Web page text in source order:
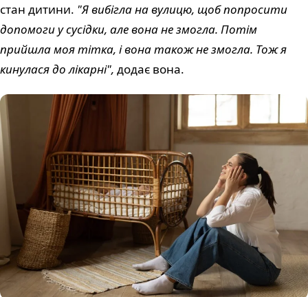
стан дитини. "Я вибігла на вулицю, щоб попросити
допомоги у сусідки, але вона не змогла. Потім
прийшла моя тітка, і вона також не змогла. Тож я
кинулася до лікарні", додає вона.